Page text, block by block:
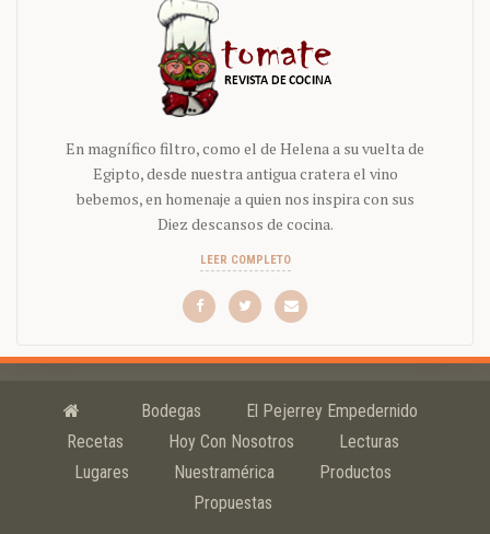
En magnífico filtro, como el de Helena a su vuelta de
Egipto, desde nuestra antigua cratera el vino
bebemos, en homenaje a quien nos inspira con sus
Diez descansos de cocina.
LEER COMPLETO
Bodegas
El Pejerrey Empedernido
Recetas
Hoy Con Nosotros
Lecturas
Lugares
Nuestramérica
Productos
Propuestas